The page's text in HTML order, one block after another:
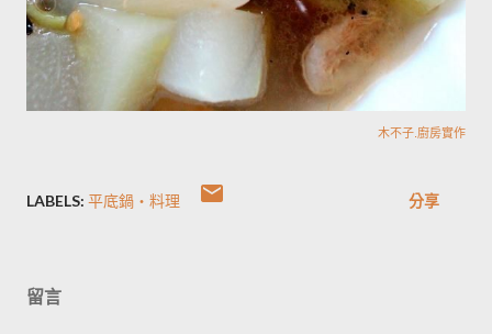
木不子.廚房實作
LABELS: 平底鍋‧料理 分享
留言